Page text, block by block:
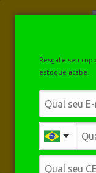
Resgate seu
estoque acabe.
PLANOS